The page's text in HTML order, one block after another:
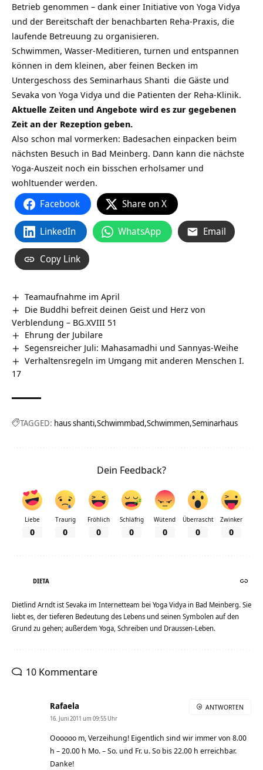
Betrieb genommen – dank einer Initiative von Yoga Vidya
und der Bereitschaft der benachbarten Reha-Praxis, die
laufende Betreuung zu organisieren.
Schwimmen, Wasser-Meditieren, turnen und entspannen
können in dem kleinen, aber feinen Becken im
Untergeschoss des Seminarhaus Shanti die Gäste und
Sevaka von Yoga Vidya und die Patienten der Reha-Klinik.
Aktuelle Zeiten und Angebote wird es zur gegebenen
Zeit an der Rezeption geben.
Also schon mal vormerken: Badesachen einpacken beim
nächsten Besuch in Bad Meinberg. Dann kann die nächste
Yoga-Auszeit noch ein bisschen erholsamer und
wohltuender werden.
Facebook Share on X
LinkedIn WhatsApp Email
Copy Link
Teamaufnahme im April
Die Buddhi befreit deinen Geist und Herz von
Verblendung – BG.XVIII 51
Ehrung der Jubilare
Segensreicher Juli: Mahasamadhi und Sannyas-Weihe
Verhaltensregeln im Umgang mit anderen Menschen I.
17
TAGGED: haus shanti Schwimmbad Schwimmen Seminarhaus
Dein Feedback?
Liebe
0
Traurig
0
Fröhlich
0
Schläfrig
0
Wütend
0
Überrascht
0
Zwinker
0
DIETA
Dietlind Arndt ist Sevaka im Internetteam bei Yoga Vidya in Bad Meinberg. Sie
liebt es, der tieferen Bedeutung des Lebens und seinen Symbolen auf den
Grund zu gehen; außerdem Yoga, Schreiben und Draussen-Leben.
10 Kommentare
Rafaela
16. Juni 2011 um 09:55 Uhr
Oooooo m, Verzeihung! Eigentlich sind wir immer von 8.00
h – 20.00 h Mo. – So. und Fr. u. So bis 22.00 h erreichbar.
Danke!
ANTWORTEN